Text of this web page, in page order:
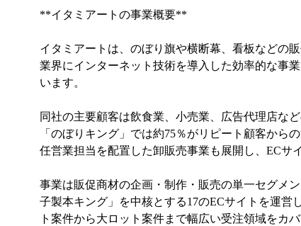
**イタミアートの事業概要**
イタミアートは、のぼり旗や横断幕、看板などの
業界にインターネット技術を導入した効率的な事
います。
同社の主要顧客は飲食業、小売業、広告代理店な
「のぼりキング」では約75％がリピート顧客か
任営業担当を配置した卸販売事業も展開し、ECサ
事業は販促商材の企画・制作・販売の単一セグメ
子製本キング」を中核とする17のECサイトを運
ト案件から大ロット案件まで幅広い受注領域をカ